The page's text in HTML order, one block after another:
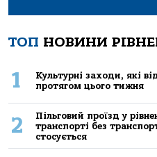
ТОП НОВИНИ
1
Культурні заходи, які
протягом цього тижня
2
Пільговий проїзд у
транспорті без
стосується